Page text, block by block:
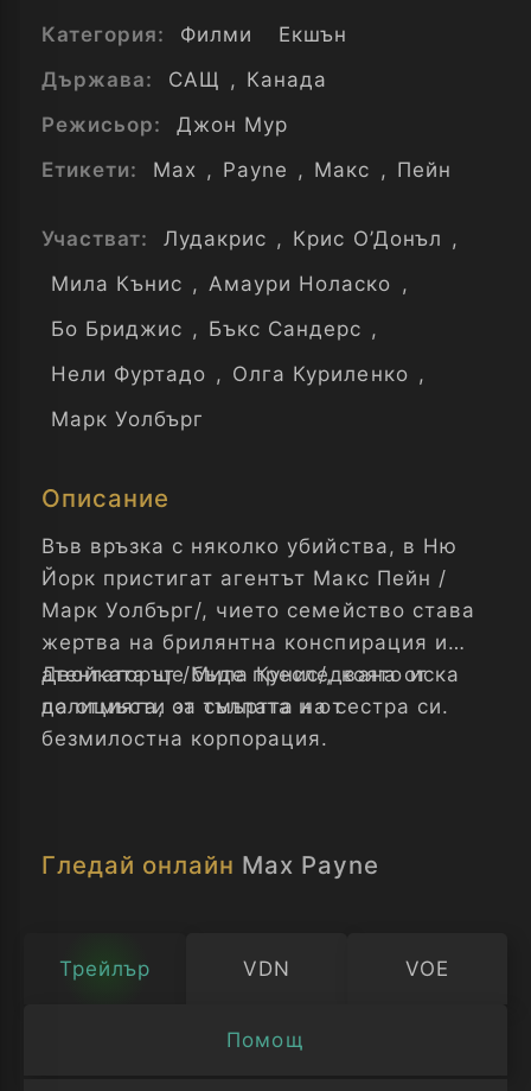
Категория: Филми
Екшън
Държава:
САЩ , Канада
Режисьор:
Джон Мур
Етикети:
Max , Payne , Макс , Пейн
Участват: Лудакрис , Крис О’Донъл ,
Мила Кънис , Амаури Ноласко ,
Бо Бриджис , Бъкс Сандерс ,
Нели Фуртадо , Олга Куриленко ,
Марк Уолбърг
Описание
Във връзка с няколко убийства, в Ню
Йорк пристигат агентът Макс Пейн /
Марк Уолбърг/, чието семейство става
жертва на брилянтна конспирация и
атентаторът /Мила Кунис/, която иска
да отмъсти за смъртта на сестра си.
Двойката ще бъде преследвана от
полицията, от тълпата и от
безмилостна корпорация.
Гледай онлайн Max Payne
Трейлър VDN VOE
Помощ